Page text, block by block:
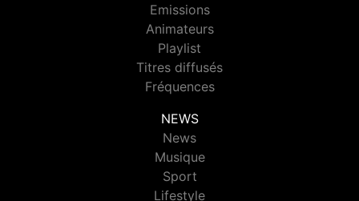
Emissions
Animateurs
Playlist
Titres diffusés
Fréquences
NEWS
News
Musique
Sport
Lifestyle